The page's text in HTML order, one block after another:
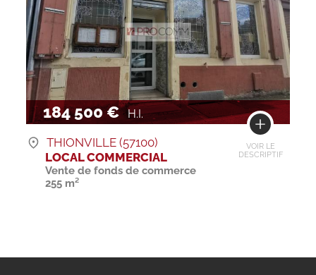
184 500 € H.I.
VOIR LE
DESCRIPTIF
THIONVILLE (57100)
LOCAL COMMERCIAL
Vente de fonds de commerce
255 m²